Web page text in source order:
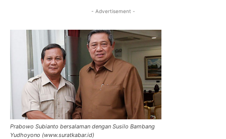
- Advertisement -
Prabowo Subianto bersalaman dengan Susilo Bambang
Yudhoyono (www.suratkabar.id)